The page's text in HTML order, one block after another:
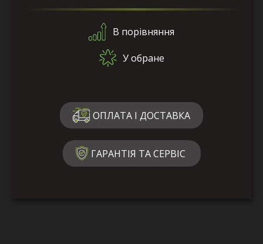
В порівняння
У обране
ОПЛАТА І ДОСТАВКА
ГАРАНТІЯ ТА СЕРВІС